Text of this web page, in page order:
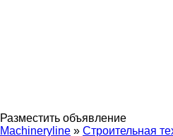
Разместить объявление
Machineryline » Строительная